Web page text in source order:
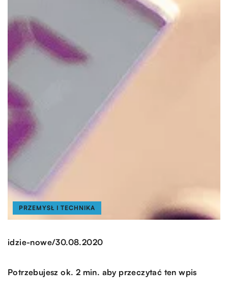
PRZEMYSŁ I TECHNIKA
idzie-nowe/30.08.2020
Potrzebujesz ok. 2 min. aby przeczytać ten wpis